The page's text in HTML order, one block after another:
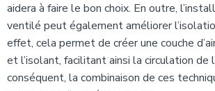
aidera à faire le bon choix. En outre,
ventilé peut également améliorer
effet, cela permet de créer une couche
et l’isolant, facilitant ainsi la circulation de
conséquent, la combinaison de ces